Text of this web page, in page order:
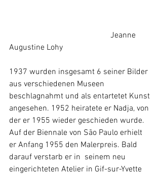
Augustine Lohy
1937 wurden insgesamt 6 seiner Bilder
aus verschiedenen Museen
beschlagnahmt und als entartetet Kunst
angesehen. 1952 heiratete er Nadja, von
der er 1955 wieder geschieden wurde.
Auf der Biennale von São Paulo erhielt
er Anfang 1955 den Malerpreis. Bald
darauf verstarb er in  seinem neu
eingerichteten Atelier in Gif-sur-Yvette